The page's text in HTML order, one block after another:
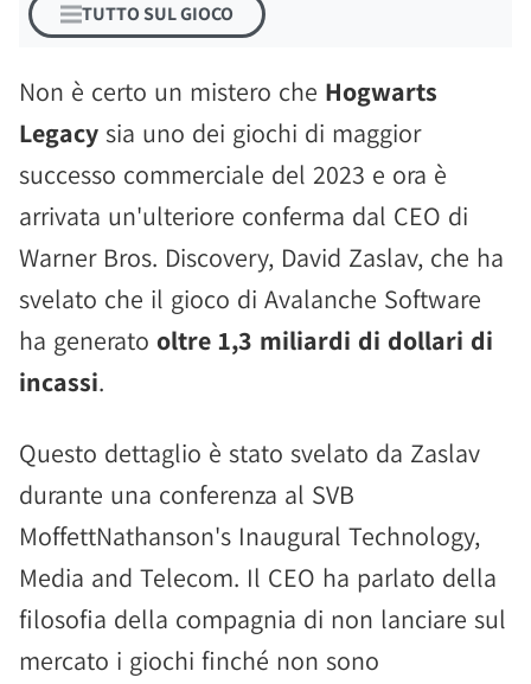
TUTTO SUL GIOCO
Non è certo un mistero che Hogwarts
Legacy sia uno dei giochi di maggior
successo commerciale del 2023 e ora è
arrivata un'ulteriore conferma dal CEO di
Warner Bros. Discovery, David Zaslav, che ha
svelato che il gioco di Avalanche Software
ha generato oltre 1,3 miliardi di dollari di
incassi.
Questo dettaglio è stato svelato da Zaslav
durante una conferenza al SVB
MoffettNathanson's Inaugural Technology,
Media and Telecom. Il CEO ha parlato della
filosofia della compagnia di non lanciare sul
mercato i giochi finché non sono